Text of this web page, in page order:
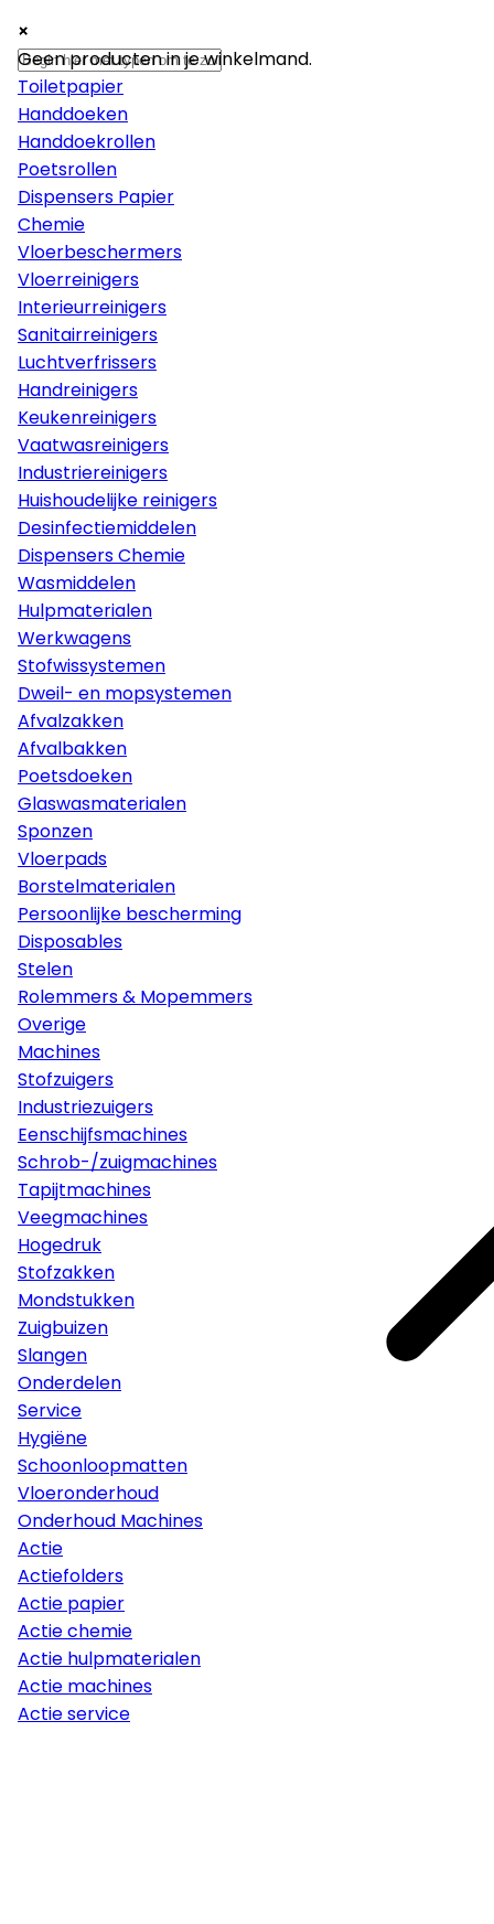
×
Papier
Toiletpapier
Handdoeken
Handdoekrollen
Poetsrollen
Dispensers Papier
Chemie
Vloerbeschermers
Vloerreinigers
Interieurreinigers
Sanitairreinigers
Luchtverfrissers
Handreinigers
Keukenreinigers
Vaatwasreinigers
Industriereinigers
Huishoudelijke reinigers
Desinfectiemiddelen
Dispensers Chemie
Wasmiddelen
Hulpmaterialen
Werkwagens
Stofwissystemen
Dweil- en mopsystemen
Afvalzakken
Afvalbakken
Poetsdoeken
Glaswasmaterialen
Sponzen
Vloerpads
Borstelmaterialen
Persoonlijke bescherming
Disposables
Stelen
Rolemmers & Mopemmers
Overige
Machines
Stofzuigers
Industriezuigers
Eenschijfsmachines
Schrob-/zuigmachines
Tapijtmachines
Veegmachines
Hogedruk
Stofzakken
Mondstukken
Zuigbuizen
Slangen
Onderdelen
Service
Hygiëne
Schoonloopmatten
Vloeronderhoud
Onderhoud Machines
Actie
Actiefolders
Actie papier
Actie chemie
Actie hulpmaterialen
Actie machines
Actie service
×
×
Geen producten in je winkelmand.